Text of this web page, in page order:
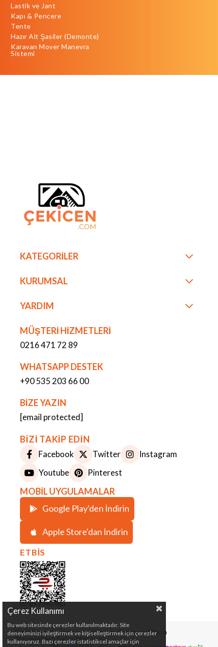
Lastik ve Jant
Kapı & Pencere
Tente
Hazır Alt Şasiler (Demonte)
Karavan Mover Manevra
Sistemi
KATEGORİLER
KURUMSAL
YARDIM
MÜŞTERİ HİZMETLERİ
0216 471 72 89
WHATSAPP DESTEK
+90 535 203 66 00
BİZE YAZIN
[email protected]
BİZİ TAKİP EDİN
Facebook Twitter
Instagram
Youtube
Pinterest
MOBİL UYGULAMALAR
Google Play'den İndirin
Apple Store'dan İndirin
ETBİS
Çeki Demiri, Karavan, Römork, Kamp ve Marin
Malzemeleri Satış Mağazası
Çerez Kullanımı
Bu web sitesinde çerezler kullanılmaktadır. Site
deneyiminizi iyileştirmek ve kişiselleştirmek için çerezler
kullanıyoruz. Bazı çerezler istatistiksel amaçlar için